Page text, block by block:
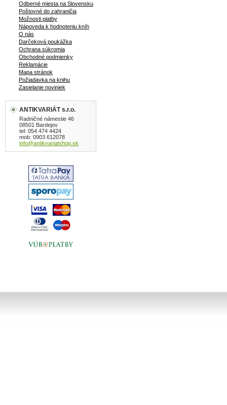
Odberné miesta na Slovensku
Poštovné do zahraničia
Možnosti platby
Nápoveda k hodnoteniu kníh
O nás
Darčeková poukážka
Ochrana súkromia
Obchodné podmienky
Reklamácie
Mapa stránok
Požiadavka na knihu
Zasielanie noviniek
ANTIKVARIÁT s.r.o.
Radničné námestie 46
08501 Bardejov
tel: 054 474 4424
mob: 0903 612078
info@antikvariatshop.sk